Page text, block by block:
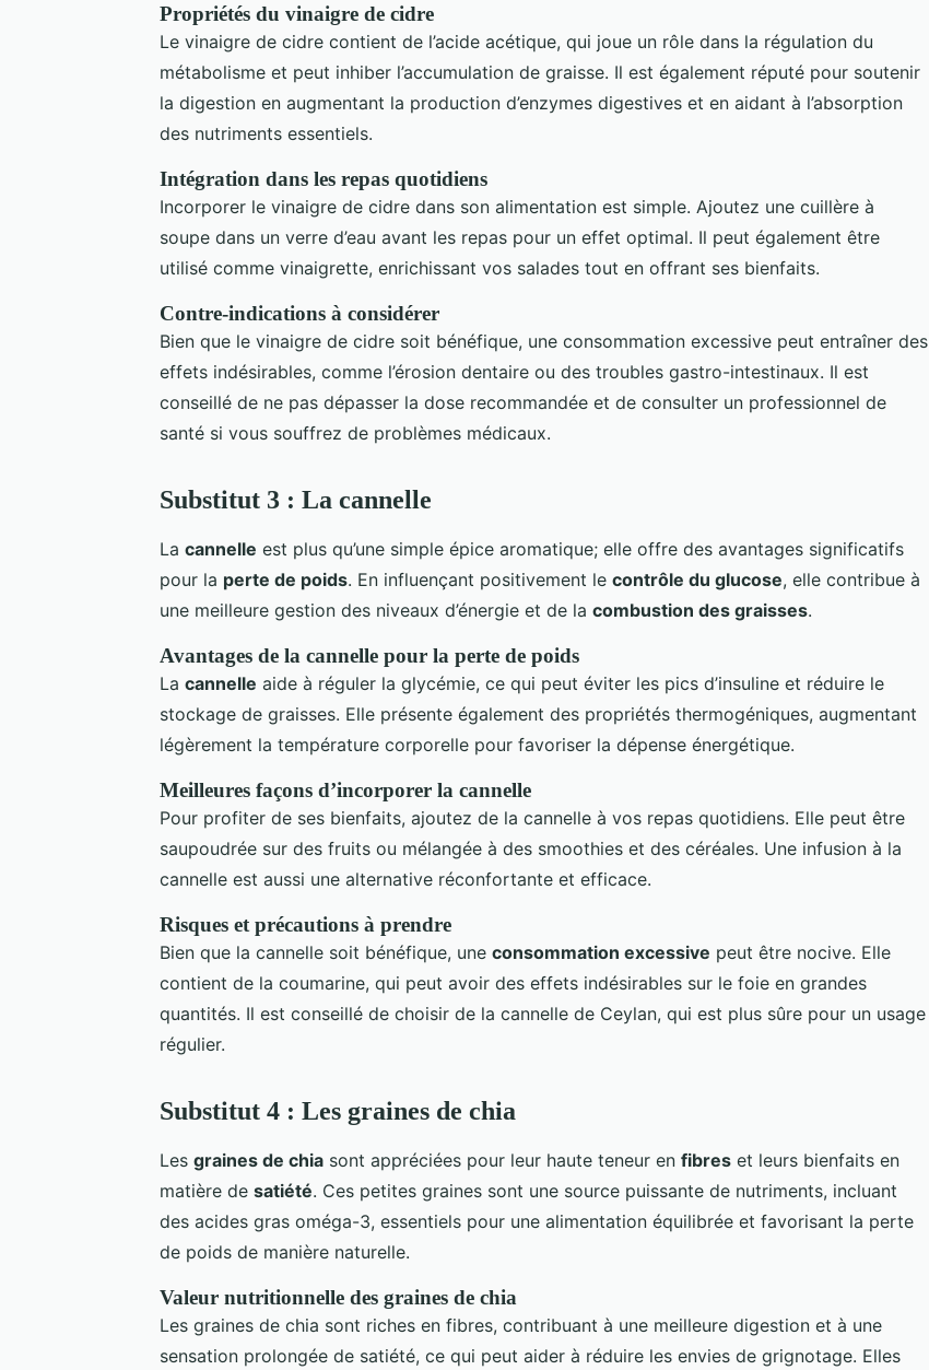
Propriétés du vinaigre de cidre
Le vinaigre de cidre contient de l’acide acétique, qui joue un rôle dans la régulation du
métabolisme et peut inhiber l’accumulation de graisse. Il est également réputé pour soutenir
la digestion en augmentant la production d’enzymes digestives et en aidant à l’absorption
des nutriments essentiels.
Intégration dans les repas quotidiens
Incorporer le vinaigre de cidre dans son alimentation est simple. Ajoutez une cuillère à
soupe dans un verre d’eau avant les repas pour un effet optimal. Il peut également être
utilisé comme vinaigrette, enrichissant vos salades tout en offrant ses bienfaits.
Contre-indications à considérer
Bien que le vinaigre de cidre soit bénéfique, une consommation excessive peut entraîner des
effets indésirables, comme l’érosion dentaire ou des troubles gastro-intestinaux. Il est
conseillé de ne pas dépasser la dose recommandée et de consulter un professionnel de
santé si vous souffrez de problèmes médicaux.
Substitut 3 : La cannelle
La cannelle est plus qu’une simple épice aromatique; elle offre des avantages significatifs
pour la perte de poids. En influençant positivement le contrôle du glucose, elle contribue à
une meilleure gestion des niveaux d’énergie et de la combustion des graisses.
Avantages de la cannelle pour la perte de poids
La cannelle aide à réguler la glycémie, ce qui peut éviter les pics d’insuline et réduire le
stockage de graisses. Elle présente également des propriétés thermogéniques, augmentant
légèrement la température corporelle pour favoriser la dépense énergétique.
Meilleures façons d’incorporer la cannelle
Pour profiter de ses bienfaits, ajoutez de la cannelle à vos repas quotidiens. Elle peut être
saupoudrée sur des fruits ou mélangée à des smoothies et des céréales. Une infusion à la
cannelle est aussi une alternative réconfortante et efficace.
Risques et précautions à prendre
Bien que la cannelle soit bénéfique, une consommation excessive peut être nocive. Elle
contient de la coumarine, qui peut avoir des effets indésirables sur le foie en grandes
quantités. Il est conseillé de choisir de la cannelle de Ceylan, qui est plus sûre pour un usage
régulier.
Substitut 4 : Les graines de chia
Les graines de chia sont appréciées pour leur haute teneur en fibres et leurs bienfaits en
matière de satiété. Ces petites graines sont une source puissante de nutriments, incluant
des acides gras oméga-3, essentiels pour une alimentation équilibrée et favorisant la perte
de poids de manière naturelle.
Valeur nutritionnelle des graines de chia
Les graines de chia sont riches en fibres, contribuant à une meilleure digestion et à une
sensation prolongée de satiété, ce qui peut aider à réduire les envies de grignotage. Elles